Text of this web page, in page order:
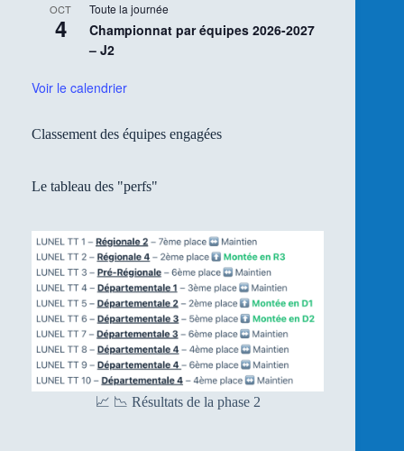
OCT
4
Toute la journée
Championnat par équipes 2026-2027
– J2
Voir le calendrier
Classement des équipes engagées
Le tableau des "perfs"
📈 📉 Résultats de la phase 2